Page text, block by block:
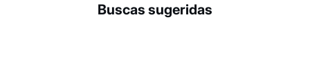
buscas sugeridas